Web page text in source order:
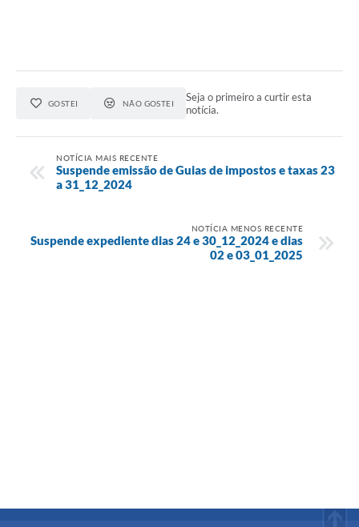
GOSTEI NÃO GOSTEI
Seja o primeiro a curtir esta
notícia.
NOTÍCIA MAIS RECENTE
Suspende emissão de Guias de impostos e taxas 23
a 31_12_2024
NOTÍCIA MENOS RECENTE
Suspende expediente dias 24 e 30_12_2024 e dias
02 e 03_01_2025